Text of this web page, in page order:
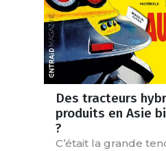
Des tracteurs
produits en Asie
?
C’était la grande